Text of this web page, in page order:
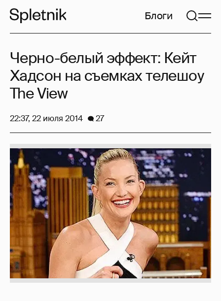
Блоги
Черно-белый эффект: Кейт
Хадсон на съемках телешоу
The View
22:37, 22 июля 2014 27